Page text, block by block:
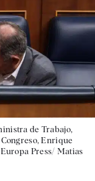
de Trabajo,
Enrique
Europa Press/ Matias